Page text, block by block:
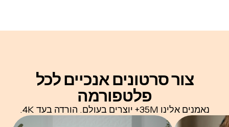
צור סרטונים אנכיים לכל
פלטפורמה
נאמנים אלינו 35M+ יוצרים בעולם. הורדה בעד 4K.